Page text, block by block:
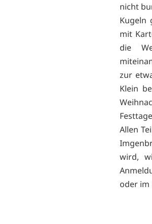
nicht
Kugeln
mit
die
zur
Klein
Allen
wird,
oder im